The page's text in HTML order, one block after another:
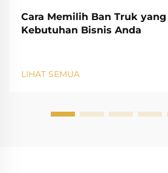
Cara Memilih Ban Truk
Kebutuhan Bisnis Anda
LIHAT SEMUA